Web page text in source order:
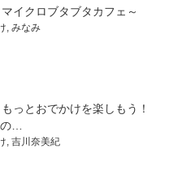
イクロブタブタカフェ～
みなみ
っとおでかけを楽しもう！
…
吉川奈美紀